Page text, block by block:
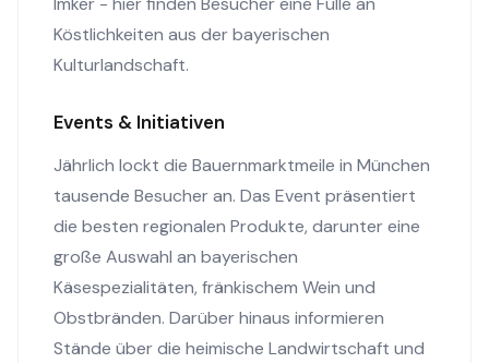
Köstlichkeiten aus der bayerischen
Kulturlandschaft.
Events & Initiativen
Jährlich lockt die Bauernmarktmeile in München
tausende Besucher an. Das Event präsentiert
die besten regionalen Produkte, darunter eine
große Auswahl an bayerischen
Käsespezialitäten, fränkischem Wein und
Obstbränden. Darüber hinaus informieren
Stände über die heimische Landwirtschaft und